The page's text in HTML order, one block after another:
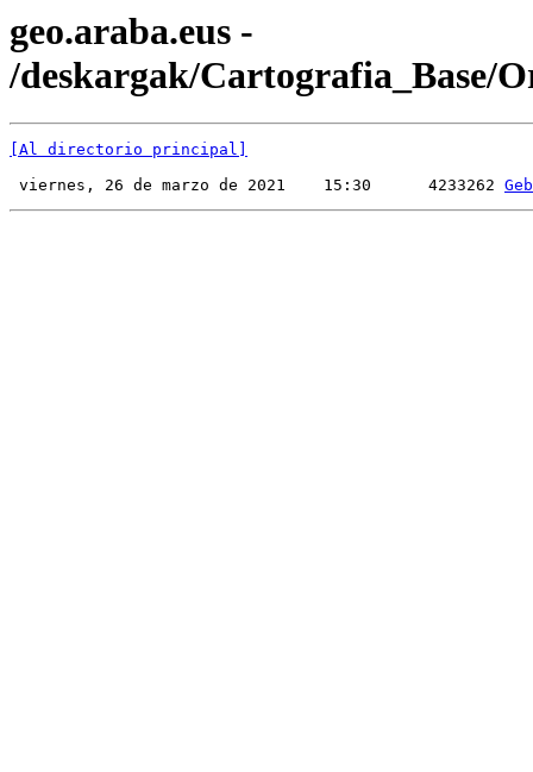
geo.araba.eus -
/deskargak/Cartografia_Base/
[Al directorio principal]
viernes, 26 de marzo de 2021    15:30      4233262